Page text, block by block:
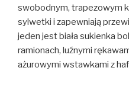
swobodnym, trapezowym
sylwetki i zapewniają
jeden jest biała sukienka
ramionach, luźnymi
ażurowymi wstawkami z